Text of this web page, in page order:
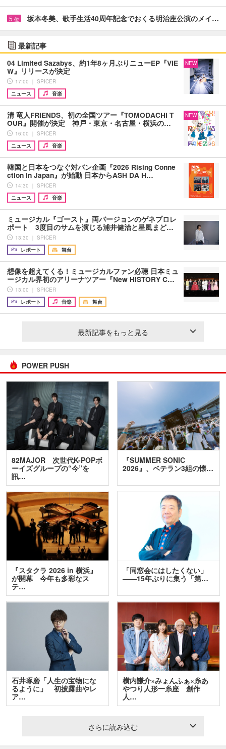
5 位 坂本冬美、歌手生活40周年記念でおくる明治座公演のメイ…
最新記事
04 Limited Sazabys、約1年8ヶ月ぶりニューEP『VIE
W』リリースが決定
17:00 ｜ SPICER
ニュース
音楽
NEW
清 竜人FRIENDS、初の全国ツアー『TOMODACHI T
OUR』開催が決定 神戸・東京・名古屋・横浜の…
16:00 ｜ SPICER
ニュース
音楽
NEW
韓国と日本をつなぐ対バン企画『2026 Rising Conne
ction in Japan』が始動 日本からASH DA H…
14:30 ｜ SPICER
ニュース
音楽
ミュージカル『ゴースト』両バージョンのゲネプロレ
ポート 3度目のサムを演じる浦井健治と星風まど…
13:30 ｜ SPICER
レポート
舞台
想像を超えてくる！ミュージカルファン必聴 日本ミュ
ージカル界初のアリーナツアー『New HISTORY C…
13:00 ｜ SPICER
レポート
音楽 舞台
最新記事をもっと見る
POWER PUSH
82MAJOR 次世代K-POPボ
ーイズグループの“今”を
訊…
『SUMMER SONIC
2026』、ベテラン3組の懐…
『スタクラ 2026 in 横浜』
が開幕 今年も多彩なス
テ…
「同窓会にはしたくない」
――15年ぶりに集う「第…
石井琢磨「人生の宝物にな
るように」 初披露曲やレ
ア…
横内謙介×みょんふぁ×糸あ
やつり人形一糸座 創作
人…
さらに読み込む